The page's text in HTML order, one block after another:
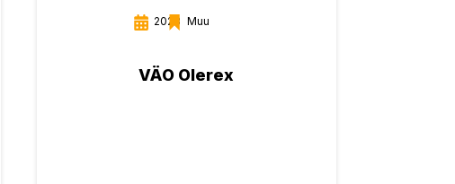
2023 Muu
VÄO Olerex